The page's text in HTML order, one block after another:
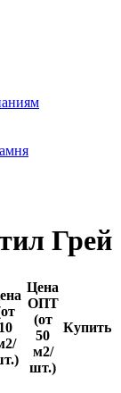
Грей
10
Цена
ОПТ
(от
50
м2/
шт.)
Купить